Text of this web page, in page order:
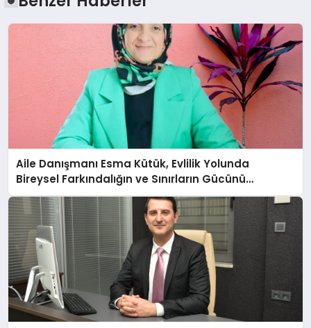
Aile Danışmanı Esma Kütük, Evlilik Yolunda
Bireysel Farkındalığın ve Sınırların Gücünü
Anlatıyor